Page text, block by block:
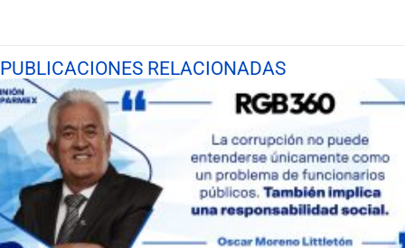
PUBLICACIONES RELACIONADAS